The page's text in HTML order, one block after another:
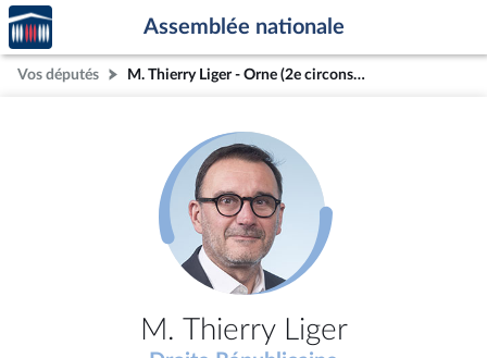
Aller au contenu
Aller en bas de la page
Accèder
à la
page
d'accueil
Assemblée nationale
Vos députés M. Thierry Liger - Orne (2e circonscription)
M. Thierry Liger